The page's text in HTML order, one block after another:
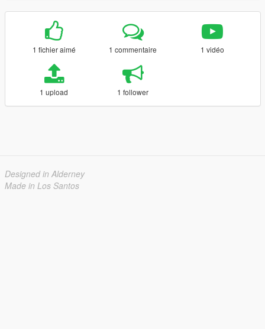
1 fichier aimé 1 commentaire 1 vidéo
1 upload 1 follower
Designed in Alderney
Made in Los Santos